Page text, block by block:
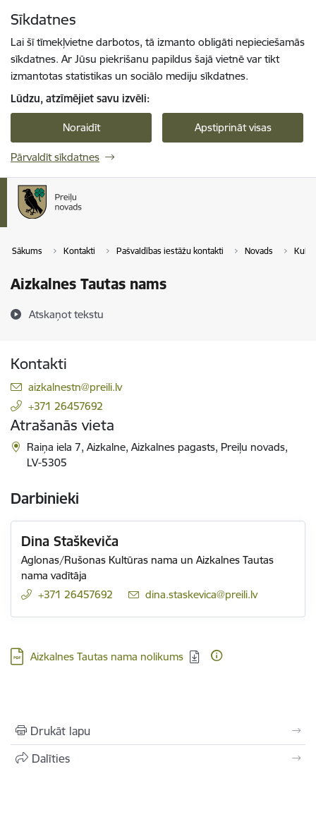
Sīkdatnes
Lai šī tīmekļvietne darbotos, tā izmanto obligāti nepieciešamās
sīkdatnes. Ar Jūsu piekrišanu papildus šajā vietnē var tikt
izmantotas statistikas un sociālo mediju sīkdatnes.
Lūdzu, atzīmējiet savu izvēli:
Noraidīt Apstiprināt visas
Pārvaldīt sīkdatnes
Sākums Kontakti Pašvaldības iestāžu kontakti Novads
Aizkalnes Tautas nams
Atskaņot tekstu
Kontakti
E-pasts:
aizkalnestn@preili.lv
+371 26457692
Atrašanās vieta
Raiņa iela 7, Aizkalne, Aizkalnes pagasts, Preiļu novads,
LV-5305
Darbinieki
Dina Staškeviča
Aglonas/Rušonas Kultūras nama un Aizkalnes Tautas
nama vadītāja
+371 26457692
E-pasts:
dina.staskevica@preili.lv
Lejupielādēt:
Aizkalnes Tautas nama nolikums
Drukāt lapu
Dalīties